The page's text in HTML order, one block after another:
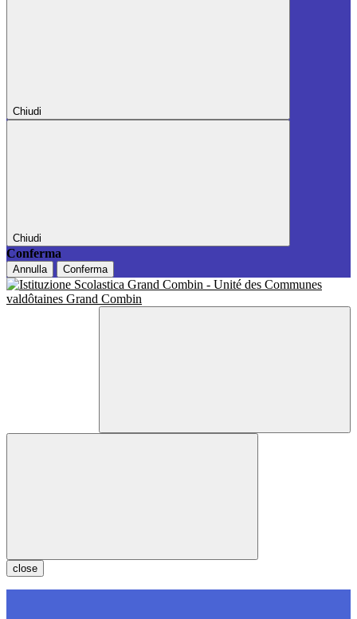
Chiudi
Chiudi
Conferma
Annulla Conferma
close